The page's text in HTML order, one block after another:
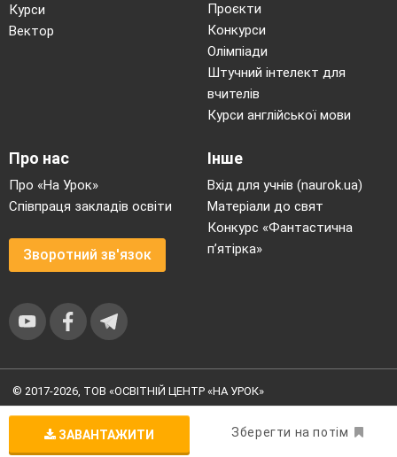
ЗАВАНТАЖИТИ Зберегти на потім
Курси
Вектор
Проєкти
Конкурси
Олімпіади
Штучний інтелект для
вчителів
Курси англійської мови
Про нас
Про «На Урок»
Співпраця закладів освіти
Зворотний зв'язок
Інше
Вхід для учнів (naurok.ua)
Матеріали до свят
Конкурс «Фантастична
п’ятірка»
© 2017-2026, ТОВ «ОСВІТНІЙ ЦЕНТР «НА УРОК»
конфіденційності